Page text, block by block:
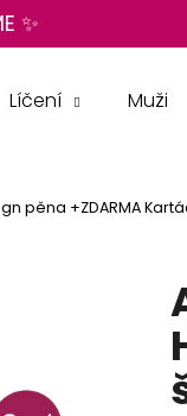
✨
Líčení Muži
pěna +ZDARMA